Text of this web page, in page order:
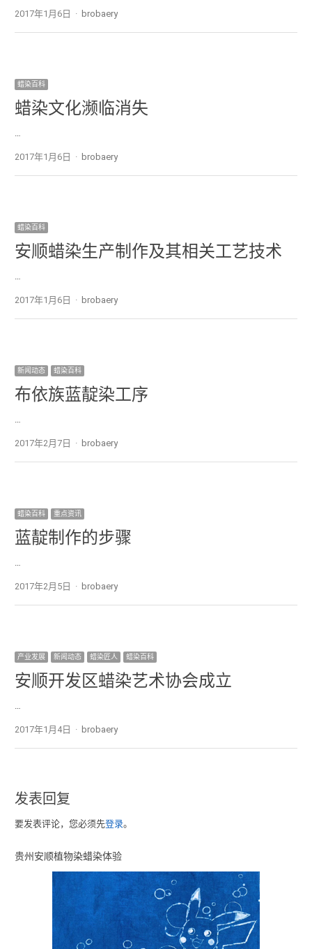
2017年1月6日 Author
brobaery
蜡染百科
蜡染文化濒临消失
…
2017年1月6日 Author
brobaery
蜡染百科
安顺蜡染生产制作及其相关工艺技术
…
2017年1月6日 Author
brobaery
新闻动态 蜡染百科
布依族蓝靛染工序
…
2017年2月7日 Author
brobaery
蜡染百科 重点资讯
蓝靛制作的步骤
…
2017年2月5日 Author
brobaery
产业发展 新闻动态 蜡染匠人 蜡染百科
安顺开发区蜡染艺术协会成立
…
2017年1月4日 Author
brobaery
发表回复
要发表评论，您必须先登录。
贵州安顺植物染蜡染体验